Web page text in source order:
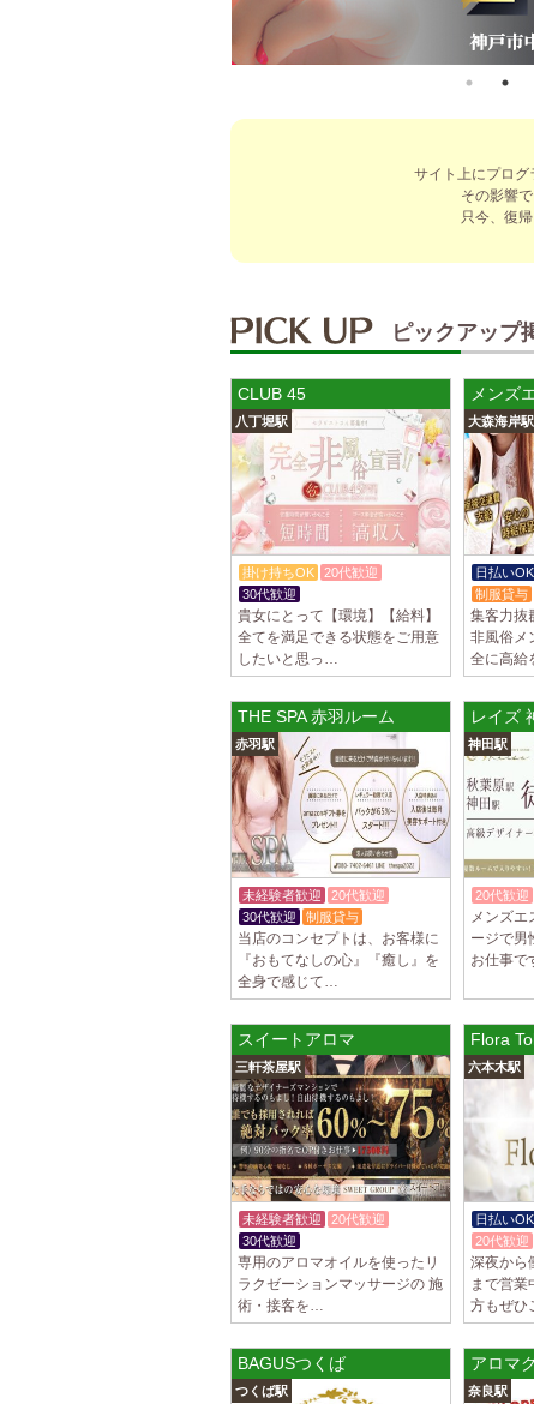
サイト上にプログ
その影響
只今、復
ピックアップ
CLUB 45
八丁堀駅
掛け持ちOK
20代歓迎
30代歓迎
貴女にとって【環境】【給料】
全てを満足できる状態をご用意
したいと思っ…
メンズ
大森海岸駅
日払いOK
制服貸与
集客力抜
非風俗メ
全に高
THE SPA 赤羽ルーム
赤羽駅
未経験者歓迎
20代歓迎
30代歓迎
制服貸与
当店のコンセプトは、お客様に
『おもてなしの心』『癒し』を
全身で感じて…
レイズ
神田駅
20代歓迎
メンズエ
ージで男
お仕事
スイートアロマ
三軒茶屋駅
未経験者歓迎
20代歓迎
30代歓迎
専用のアロマオイルを使ったリ
ラクゼーションマッサージの 施
術・接客を…
Flora
六本木駅
日払いOK
20代歓迎
深夜から
まで営業
方もぜひ
BAGUSつくば
つくば駅
アロマ
奈良駅